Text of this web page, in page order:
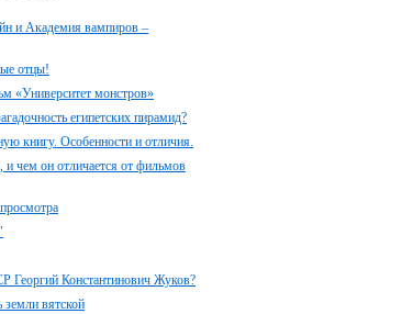
и Академия вампиров –
отцы!
«Университет монстров»
египетских пирамид?
книгу. Особенности и отличия.
и чем он отличается от фильмов
Константинович Жуков?
вятской